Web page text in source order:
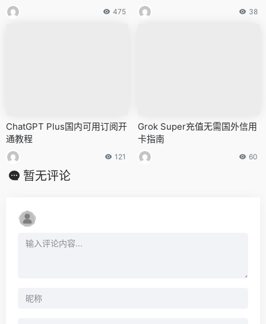
475 38
ChatGPT Plus国内可用订阅开
通教程
121
Grok Super充值无需国外信用
卡指南
60
暂无评论